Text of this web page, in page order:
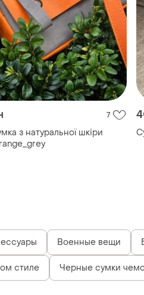
7
з натуральної шкіри
Военные вещи
стиле Черные сумки